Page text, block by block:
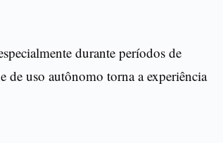
durante períodos de
de uso autônomo torna a experiência